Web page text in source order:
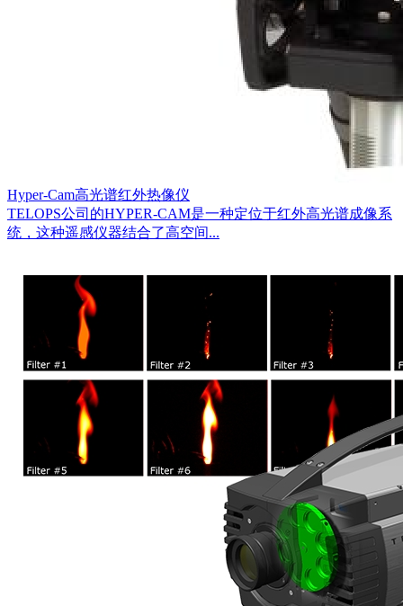
Hyper-Cam高光谱红外热像仪
TELOPS公司的HYPER-CAM是一种定位于红外高光谱成像系
统，这种遥感仪器结合了高空间...